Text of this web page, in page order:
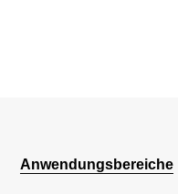
Anwendungsbereiche